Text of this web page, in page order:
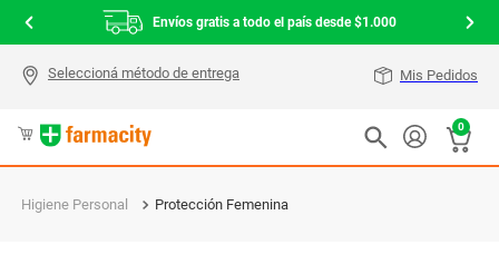
Envíos gratis a todo el país desde $1.000
Mis Pedidos
0
Higiene Personal Protección Femenina